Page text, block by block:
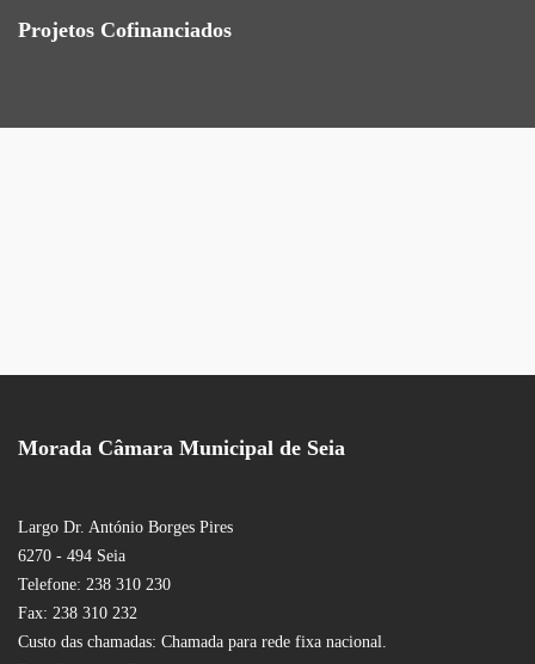
Projetos Cofinanciados
Morada Câmara Municipal de Seia
Largo Dr. António Borges Pires
6270 - 494 Seia
Telefone: 238 310 230
Fax: 238 310 232
Custo das chamadas: Chamada para rede fixa nacional.